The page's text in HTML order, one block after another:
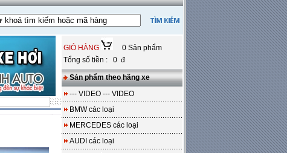
tặng sàn da--- Miễn phí 100% công lắp đặt
GIỎ HÀNG
0 Sản phẩm
Tổng số tiền : 0 đ
Sản phẩm theo hãng xe
--- VIDEO --- VIDEO
BMW các loại
MERCEDES các loại
AUDI các loại